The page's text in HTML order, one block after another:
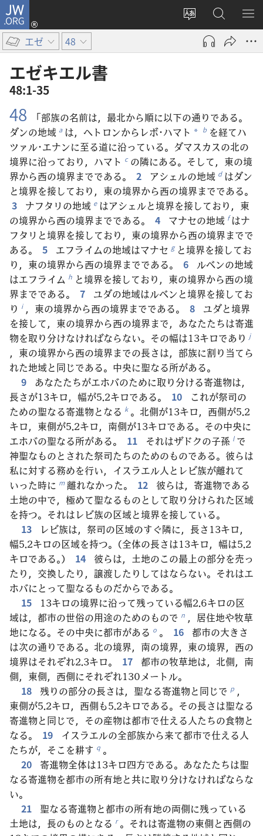
JW.ORG
サ
ト
を
変
る
ロ
グ
ン
タ
ブ
で
開
く）
JW.ORG
の
検
メ
を
エゼ 48
エゼキエル​書
48:1-35
48 「部族の名前は，最北から順に以下の通りである。
ダンの地域 a は，ヘトロンからレボ･ハマト * b を経てハ
ツァル･エナンに至る道に沿っている。ダマスカスの北の
境界に沿っており，ハマト c の隣にある。そして，東の境
界から西の境界までである。
2 アシェルの地域 d はダン
と境界を接しており，東の境界から西の境界までである。
3
ナフタリの地域 e はアシェルと境界を接しており，東
の境界から西の境界までである。
4 マナセの地域 f はナ
フタリと境界を接しており，東の境界から西の境界までで
ある。
5 エフライムの地域はマナセ g と境界を接してお
り，東の境界から西の境界までである。
6
ルベンの地域
はエフライム h と境界を接しており，東の境界から西の境
界までである。
7
ユダの地域はルベンと境界を接してお
り i ，東の境界から西の境界までである。 8
ユダと境界
を接して，東の境界から西の境界まで，あなたたちは寄進
物を取り分けなければならない。その幅は13キロであり j
，東の境界から西の境界までの長さは，部族に割り当てら
れた地域と同じである。中央に聖なる所がある。
9
あなたたちがエホバのために取り分ける寄進物は，
長さが13キロ，幅が5.2キロである。
10
これが祭司の
ための聖なる寄進物となる k 。北側が13キロ，西側が5.2
キロ，東側が5.2キロ，南側が13キロである。その中央に
エホバの聖なる所がある。
11 それはザドクの子孫 l で
神聖なものとされた祭司たちのためのものである。彼らは
私に対する務めを行い，イスラエル人とレビ族が離れて
いった時に m 離れなかった。 12
彼らは，寄進物である
土地の中で，極めて聖なるものとして取り分けられた区域
を持つ。それはレビ族の区域と境界を接している。
13
レビ族は，祭司の区域のすぐ隣に，長さ13キロ，
幅5.2キロの区域を持つ。（全体の長さは13キロ，幅は5.2
キロである。）
14
彼らは，土地のこの最上の部分を売っ
たり，交換したり，譲渡したりしてはならない。それはエ
ホバにとって聖なるものだからである。
15
13キロの境界に沿って残っている幅2.6キロの区
域は，都市の世俗の用途のためのもので n ，居住地や牧草
地になる。その中央に都市がある o 。 16
都市の大きさ
は次の通りである。北の境界，南の境界，東の境界，西の
境界はそれぞれ2.3キロ。
17
都市の牧草地は，北側，南
側，東側，西側にそれぞれ130メートル。
18
残りの部分の長さは，聖なる寄進物と同じで p ，
東側が5.2キロ，西側も5.2キロである。その長さは聖なる
寄進物と同じで，その産物は都市で仕える人たちの食物と
なる。
19
イスラエルの全部族から来て都市で仕える人
たちが，そこを耕す q 。
20
寄進物全体は13キロ四方である。あなたたちは聖
なる寄進物を都市の所有地と共に取り分けなければならな
い。
21
聖なる寄進物と都市の所有地の両側に残っている
土地は，長のものとなる r 。それは寄進物の東側と西側の